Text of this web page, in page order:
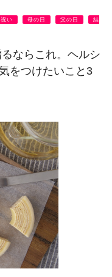
い 母の日 父の日 結
ならこれ。ヘルシ
をつけたいこと3